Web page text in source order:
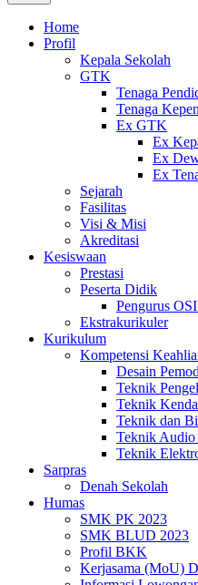
Home
Profil
Kepala Sekolah
GTK
Tenaga
Tenaga
Ex GTK
Ex
Ex
Ex
Sejarah
Fasilitas
Visi & Misi
Akreditasi
Kesiswaan
Prestasi
Peserta Didik
Pengurus
Ekstrakurikuler
Kurikulum
Kompetensi
Desain
Teknik
Teknik
Teknik dan
Teknik
Teknik
Sarpras
Denah Sekolah
Humas
SMK PK 2023
SMK BLUD 2023
Profil BKK
Kerjasama (MoU)